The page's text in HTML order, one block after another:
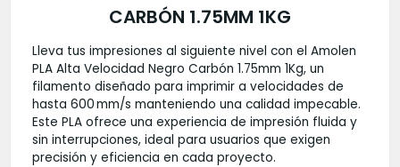
CARBÓN 1.75MM 1KG
Lleva tus impresiones al siguiente nivel con el Amolen
PLA Alta Velocidad Negro Carbón 1.75mm 1Kg, un
filamento diseñado para imprimir a velocidades de
hasta 600 mm/s manteniendo una calidad impecable.
Este PLA ofrece una experiencia de impresión fluida y
sin interrupciones, ideal para usuarios que exigen
precisión y eficiencia en cada proyecto.